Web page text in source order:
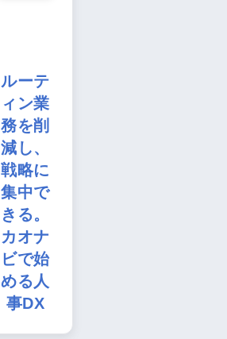
ルーテ
ィン業
務を削
減し、
戦略に
集中で
きる。
カオナ
ビで始
める人
事DX